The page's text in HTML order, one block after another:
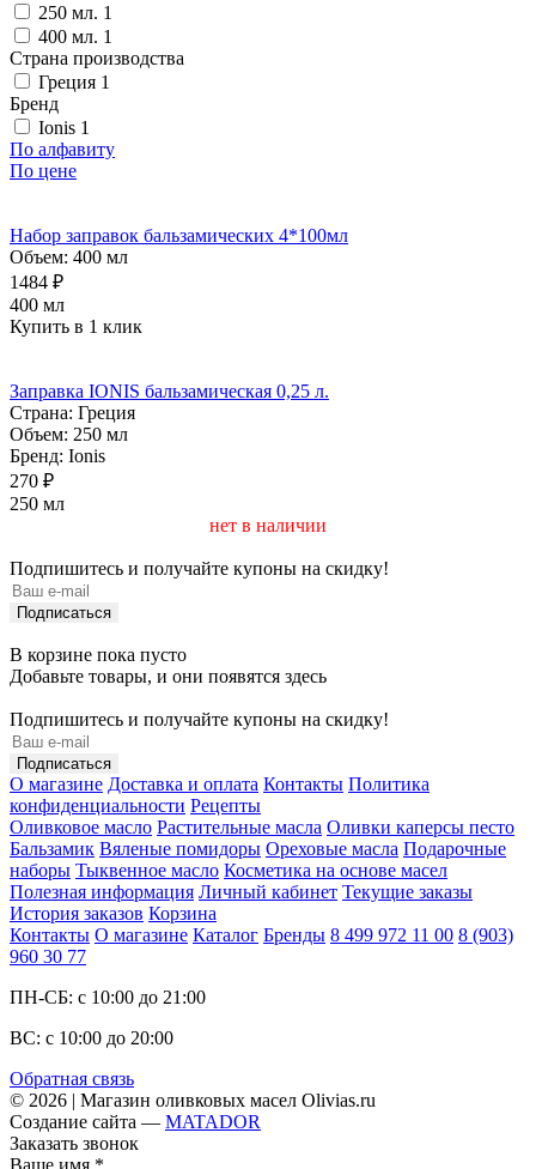
250 мл. 1
400 мл. 1
Страна производства
Греция 1
Бренд
Ionis 1
По алфавиту
По цене
Набор заправок бальзамических 4*100мл
Объем: 400 мл
1484 ₽
400 мл
Купить в 1 клик
Заправка IONIS бальзамическая 0,25 л.
Страна: Греция
Объем: 250 мл
Бренд: Ionis
270 ₽
250 мл
нет в наличии
Подпишитесь и получайте купоны на скидку!
В корзине пока пусто
Добавьте товары, и они появятся здесь
Подпишитесь и получайте купоны на скидку!
О магазине Доставка и оплата Контакты Политика
конфиденциальности Рецепты
Оливковое масло Растительные масла Оливки каперсы песто
Бальзамик Вяленые помидоры Ореховые масла Подарочные
наборы Тыквенное масло Косметика на основе масел
Полезная информация Личный кабинет Текущие заказы
История заказов Корзина
Контакты О магазине Каталог Бренды 8 499 972 11 00 8 (903)
960 30 77
ПН-СБ: с 10:00 до 21:00
ВС: с 10:00 до 20:00
Обратная связь
© 2026 | Магазин оливковых масел Olivias.ru
Создание сайта — MATADOR
Заказать звонок
Ваше имя *